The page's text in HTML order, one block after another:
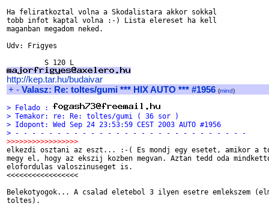
Ha feliratkoztal volna a Skodalistara akkor sokkal
tobb infot kaptal volna :-) Lista elereset ha kell
maganban megadom neked.
Udv: Frigyes
http://kep.tar.hu/budaivar
+ - Valasz: Re: toltes/gumi *** HIX AUTO *** #1956 (mind)
> Felado :
> Temakor: re: Re: toltes/gumi ( 36 sor )
> Idopont: Wed Sep 24 23:53:59 CEST 2003 AUTO #1956
> - - - - - - - - - - - - - - - - - - - - - - - - - - - -
>>>>>>>>>>>>>>>>>
elkezdi osztani az eszt... :-( Es mondj egy esetet, amikor a
megy el, hogy az ekszij kozben megvan. Aztan tedd oda
elofordulas valoszinuseget is.
<<<<<<<<<<<<<<<<<
Belekotyogok... A csalad eletebol 3 ilyen esetre emlekszem
toltes).